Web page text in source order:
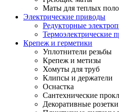
Маты для теплых
Электрические приводы
Редукторные
Термоэлектрические
Крепеж и герметики
Уплотнители резьбы
Крепеж и метизы
Хомуты для труб
Клипсы и держатели
Оснастка
Сантехнические
Декоративные